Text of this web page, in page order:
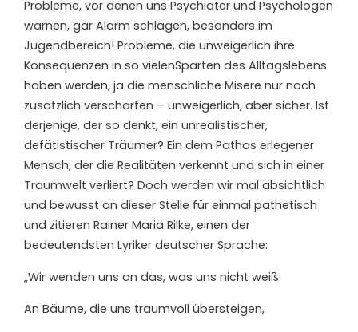
Probleme, vor denen uns Psychiater und Psychologen
warnen, gar Alarm schlagen, besonders im
Jugendbereich! Probleme, die unweigerlich ihre
Konsequenzen in so vielenSparten des Alltagslebens
haben werden, ja die menschliche Misere nur noch
zusätzlich verschärfen – unweigerlich, aber sicher. Ist
derjenige, der so denkt, ein unrealistischer,
defätistischer Träumer? Ein dem Pathos erlegener
Mensch, der die Realitäten verkennt und sich in einer
Traumwelt verliert? Doch werden wir mal absichtlich
und bewusst an dieser Stelle für einmal pathetisch
und zitieren Rainer Maria Rilke, einen der
bedeutendsten Lyriker deutscher Sprache:
„Wir wenden uns an das, was uns nicht weiß:
An Bäume, die uns traumvoll übersteigen,